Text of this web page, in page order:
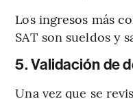
Los ingresos más
SAT son sueldos y
5. Validación de
Una vez que se